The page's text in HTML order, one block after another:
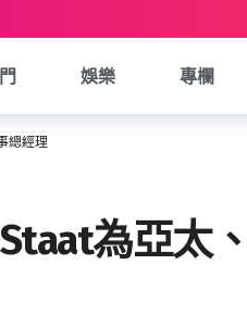
娛樂 專欄
總經理
為亞太